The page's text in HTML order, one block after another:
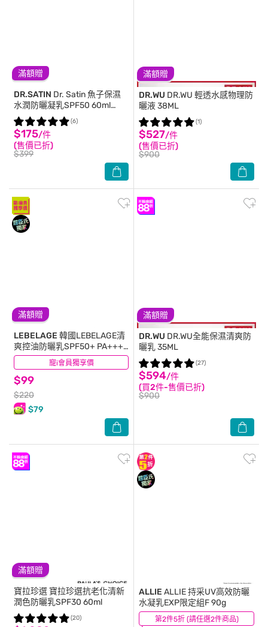
滿額贈
DR.SATIN Dr. Satin 魚子保濕
水潤防曬凝乳SPF50 60ml
(2026)
$175/件
(售價已折)
$399
(6)
滿額贈
DR.WU DR.WU 輕透水感物理防
曬液 38ML
$527/件
(售價已折)
$900
(1)
滿額贈
寵i會員獨享價
LEBELAGE 韓國LEBELAGE清
爽控油防曬乳SPF50+ PA++++
30ml
$99
$220
$79
(9)
滿額贈
DR.WU DR.WU全能保濕清爽防
曬乳 35ML
$594/件
(買2件-售價已折)
$900
(27)
滿額贈
寶拉珍選 寶拉珍選抗老化清新
潤色防曬乳SPF30 60ml
(20) 第2件5折 (請任選2件商品)
ALLIE ALLIE 持采UV高效防曬
水凝乳EXP限定組F 90g
(1)